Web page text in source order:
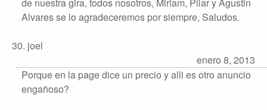
de nuestra gira, todos nosotros, Miriam, Pilar y Agustin
Alvares se lo agradeceremos por siempre, Saludos.
30. joel
enero 8, 2013
Porque en la page dice un precio y alli es otro anuncio
engañoso?